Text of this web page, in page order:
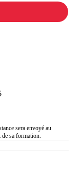
sera envoyé au
sa formation.